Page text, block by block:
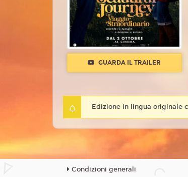
GUARDA IL TRAILER
Edizione in lingua originale
Condizioni generali